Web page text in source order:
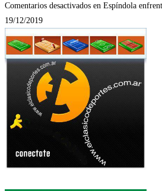
Comentarios desactivados en Espíndola
19/12/2019